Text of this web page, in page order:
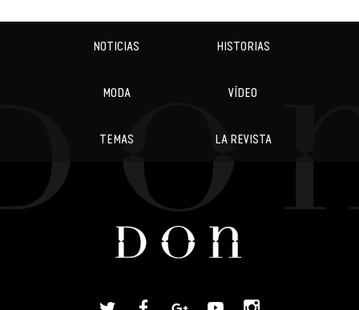
NOTICIAS HISTORIAS
MODA VÍDEO
TEMAS LA REVISTA